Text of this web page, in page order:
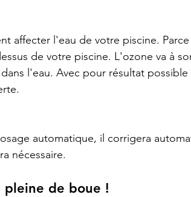
affecter l'eau de votre piscine.
de votre piscine. L'ozone va à
l'eau. Avec pour résultat
automatique, il corrigera
nécessaire.
pleine de boue !